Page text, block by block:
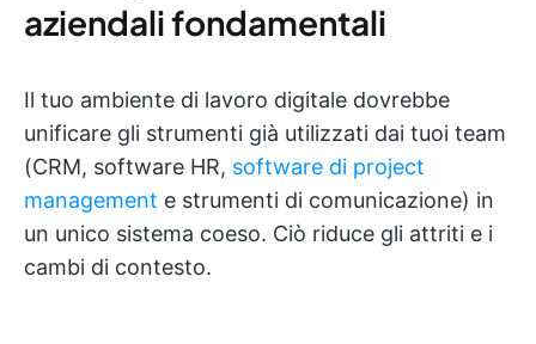
aziendali fondamentali
Il tuo ambiente di lavoro digitale dovrebbe
unificare gli strumenti già utilizzati dai tuoi team
(CRM, software HR, software di project
management e strumenti di comunicazione) in
un unico sistema coeso. Ciò riduce gli attriti e i
cambi di contesto.